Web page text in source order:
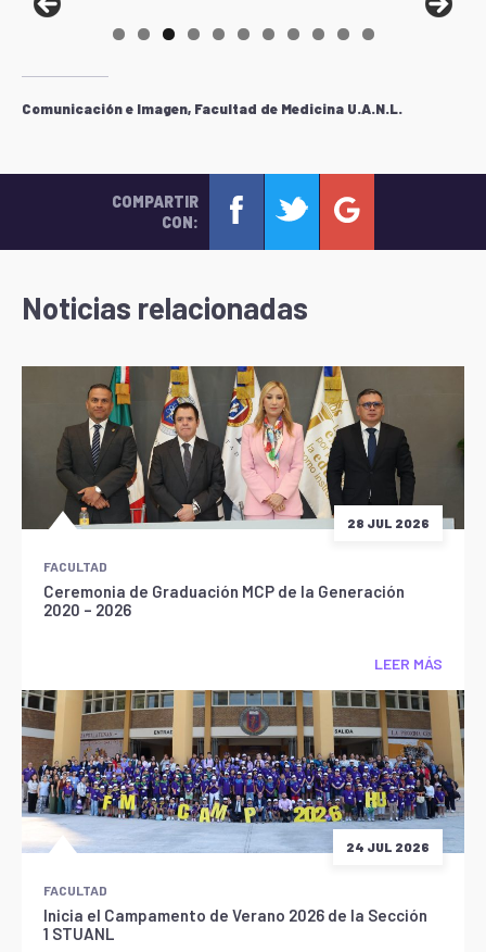
Comunicación e Imagen, Facultad de Medicina U.A.N.L.
COMPARTIR
CON:
Noticias relacionadas
28 JUL 2026
FACULTAD
Ceremonia de Graduación MCP de la Generación
2020 – 2026
LEER MÁS
24 JUL 2026
FACULTAD
Inicia el Campamento de Verano 2026 de la Sección
1 STUANL